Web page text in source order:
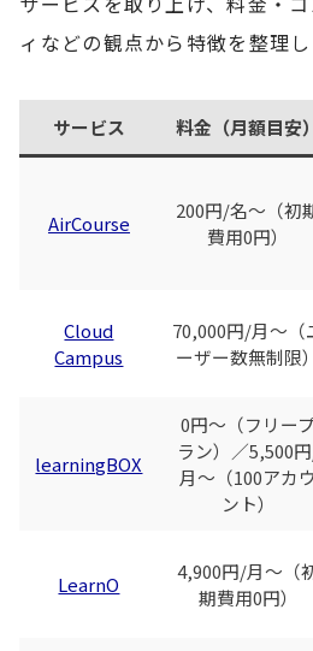
ィなどの観点から特徴を整理し
サービス 料金（月額目安）
AirCourse
200円/名〜（初
費用0円）
Cloud
Campus
70,000円/月〜（
ーザー数無制限）
learningBOX
0円〜（フリー
ラン）／5,500
月〜（100アカウ
ント）
LearnO
4,900円/月〜（
期費用0円）